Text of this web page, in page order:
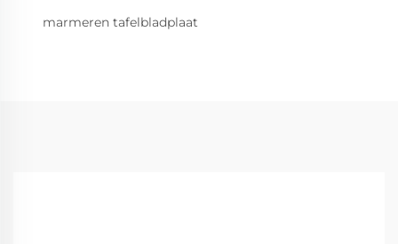
marmeren tafelbladplaat